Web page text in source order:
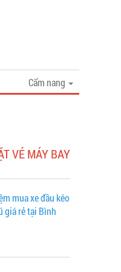
Cẩm nang
VÉ MÁY BAY
mua xe đầu kéo
giá rẻ tại Bình